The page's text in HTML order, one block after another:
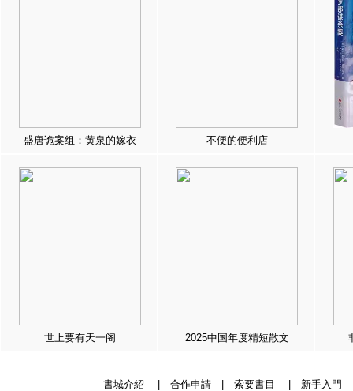
盛唐诡案组：黄泉的嫁衣 不便的便利店
世上要有天一阁 2025中国年度精短散文
書城介紹 合作申請| 索要書目 新手入門